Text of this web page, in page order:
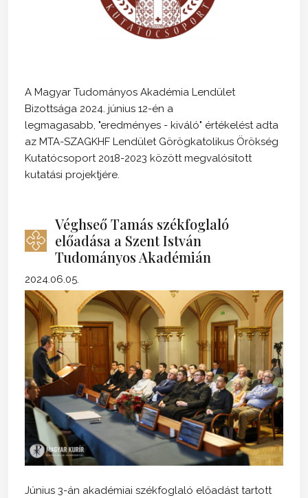
A Magyar Tudományos Akadémia Lendület
Bizottsága 2024. június 12-én a
legmagasabb, "eredményes - kiváló" értékelést adta
az MTA-SZAGKHF Lendület Görögkatolikus Örökség
Kutatócsoport 2018-2023 között megvalósított
kutatási projektjére.
Véghseő Tamás székfoglaló
előadása a Szent István
Tudományos Akadémián
2024.06.05.
Június 3-án akadémiai székfoglaló előadást tartott